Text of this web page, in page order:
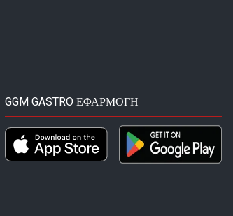
GGM GASTRO ΕΦΑΡΜΟΓΉ